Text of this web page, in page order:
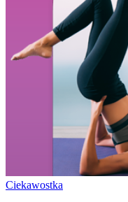
Ciekawostka